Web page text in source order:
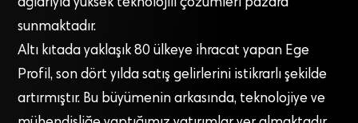
ağlarıyla yüksek teknolojili çözümleri pazara
sunmaktadır.
Altı kıtada yaklaşık 80 ülkeye ihracat yapan Ege
Profil, son dört yılda satış gelirlerini istikrarlı şekilde
artırmıştır. Bu büyümenin arkasında, teknolojiye ve